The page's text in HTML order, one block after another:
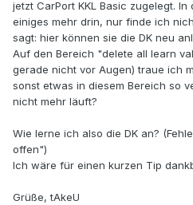
jetzt CarPort KKL Basic zugelegt.
einiges mehr drin, nur finde ich
sagt: hier können sie die DK neu
Auf den Bereich "delete all learn
gerade nicht vor Augen) traue ich
sonst etwas in diesem Bereich so
nicht mehr läuft?
Wie lerne ich also die DK an?
offen")
Ich wäre für einen kurzen Tip
Grüße, tAkeU